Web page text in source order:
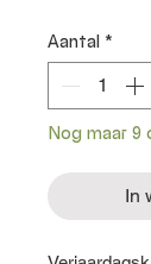
Aantal *
Nog maar 9
In